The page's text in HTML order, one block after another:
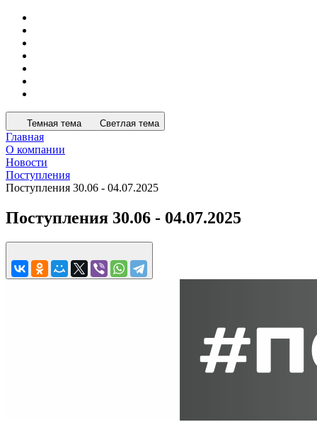
Темная тема Светлая тема
Главная
О компании
Новости
Поступления
Поступления 30.06 - 04.07.2025
Поступления 30.06 - 04.07.2025